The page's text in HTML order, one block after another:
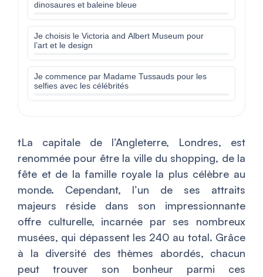
dinosaures et baleine bleue
Je choisis le Victoria and Albert Museum pour
l’art et le design
Je commence par Madame Tussauds pour les
selfies avec les célébrités
tLa capitale de l’Angleterre, Londres, est
renommée pour être la ville du shopping, de la
fête et de la famille royale la plus célèbre au
monde. Cependant, l’un de ses attraits
majeurs réside dans son impressionnante
offre culturelle, incarnée par ses nombreux
musées, qui dépassent les 240 au total. Grâce
à la diversité des thèmes abordés, chacun
peut trouver son bonheur parmi ces